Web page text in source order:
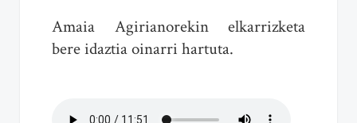
Amaia Agirianorekin elkarrizketa
bere idaztia oinarri hartuta.